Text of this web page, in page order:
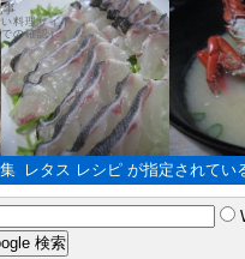
事
料理サイト
の確認）
レタス レシピ が指定されてい